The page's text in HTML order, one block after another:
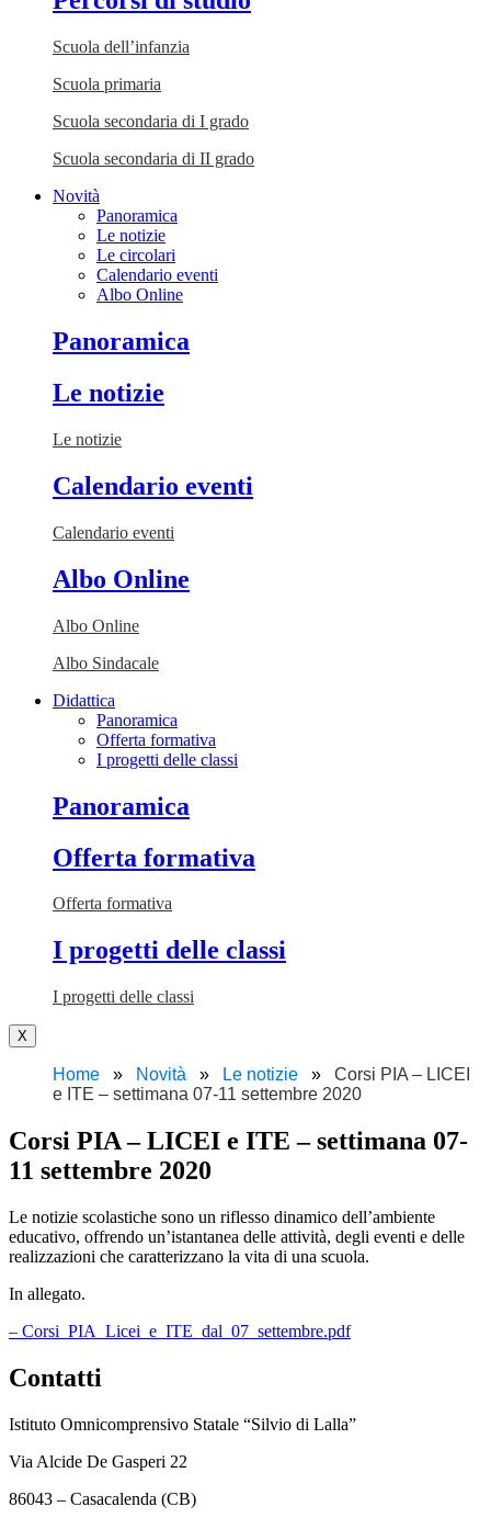
Scuola dell’infanzia
Scuola primaria
Scuola secondaria di I grado
Scuola secondaria di II grado
Novità
Panoramica
Le notizie
Le circolari
Calendario eventi
Albo Online
Panoramica
Le notizie
Le notizie
Calendario eventi
Calendario eventi
Albo Online
Albo Online
Albo Sindacale
Didattica
Panoramica
Offerta formativa
I progetti delle classi
Panoramica
Offerta formativa
Offerta formativa
I progetti delle classi
I progetti delle classi
X
Home Novità Le notizie
Corsi PIA – LICEI
e ITE – settimana 07-11 settembre 2020
Corsi PIA – LICEI e ITE – settimana 07-
11 settembre 2020
Le notizie scolastiche sono un riflesso dinamico dell’ambiente
educativo, offrendo un’istantanea delle attività, degli eventi e delle
realizzazioni che caratterizzano la vita di una scuola.
In allegato.
– Corsi_PIA_Licei_e_ITE_dal_07_settembre.pdf
Contatti
Istituto Omnicomprensivo Statale “Silvio di Lalla”
Via Alcide De Gasperi 22
86043 – Casacalenda (CB)